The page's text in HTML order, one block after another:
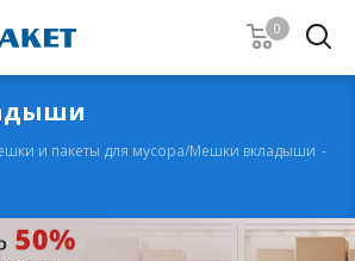
0
и пакеты для мусора/Мешки вкладыши -